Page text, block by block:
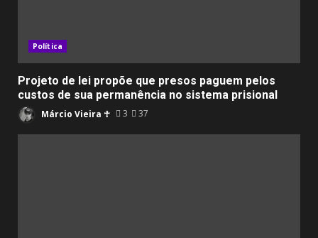
Política
Projeto de lei propõe que presos paguem pelos
custos de sua permanência no sistema prisional
Márcio Vieira ☥ 3 37